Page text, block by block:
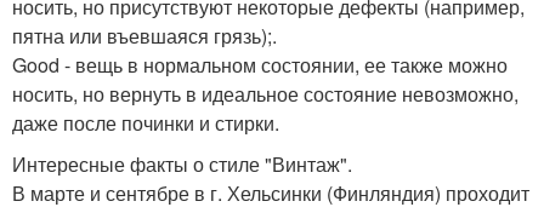
носить, но присутствуют некоторые дефекты (например,
пятна или въевшаяся грязь);.
Good - вещь в нормальном состоянии, ее также можно
носить, но вернуть в идеальное состояние невозможно,
даже после починки и стирки.
Интересные факты о стиле "Винтаж".
В марте и сентябре в г. Хельсинки (Финляндия) проходит